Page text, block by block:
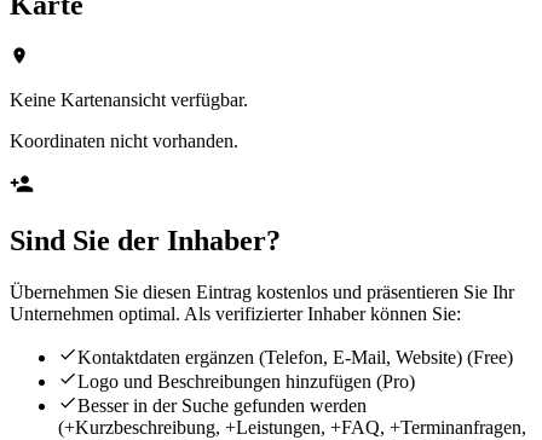
Keine Kartenansicht verfügbar.
Koordinaten nicht vorhanden.
Sind Sie der Inhaber?
Übernehmen Sie diesen Eintrag kostenlos und präsentieren Sie Ihr
Unternehmen optimal. Als verifizierter Inhaber können Sie:
Kontaktdaten ergänzen (Telefon, E-Mail, Website) (Free)
Logo und Beschreibungen hinzufügen (Pro)
Besser in der Suche gefunden werden
(+Kurzbeschreibung, +Leistungen, +FAQ, +Terminanfragen,